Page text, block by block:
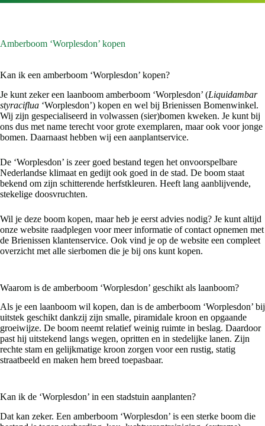
Amberboom ‘Worplesdon’ kopen
Kan ik een amberboom ‘Worplesdon’ kopen?
Je kunt zeker een laanboom amberboom ‘Worplesdon’ (Liquidambar
styraciflua ‘Worplesdon’) kopen en wel bij Brienissen Bomenwinkel.
Wij zijn gespecialiseerd in volwassen (sier)bomen kweken. Je kunt bij
ons dus met name terecht voor grote exemplaren, maar ook voor jonge
bomen. Daarnaast hebben wij een aanplantservice.
De ‘Worplesdon’ is zeer goed bestand tegen het onvoorspelbare
Nederlandse klimaat en gedijt ook goed in de stad. De boom staat
bekend om zijn schitterende herfstkleuren. Heeft lang aanblijvende,
stekelige doosvruchten.
Wil je deze boom kopen, maar heb je eerst advies nodig? Je kunt altijd
onze website raadplegen voor meer informatie of contact opnemen met
de Brienissen klantenservice. Ook vind je op de website een compleet
overzicht met alle sierbomen die je bij ons kunt kopen.
Waarom is de amberboom ‘Worplesdon’ geschikt als laanboom?
Als je een laanboom wil kopen, dan is de amberboom ‘Worplesdon’ bij
uitstek geschikt dankzij zijn smalle, piramidale kroon en opgaande
groeiwijze. De boom neemt relatief weinig ruimte in beslag. Daardoor
past hij uitstekend langs wegen, opritten en in stedelijke lanen. Zijn
rechte stam en gelijkmatige kroon zorgen voor een rustig, statig
straatbeeld en maken hem breed toepasbaar.
Kan ik de ‘Worplesdon’ in een stadstuin aanplanten?
Dat kan zeker. Een amberboom ‘Worplesdon’ is een sterke boom die